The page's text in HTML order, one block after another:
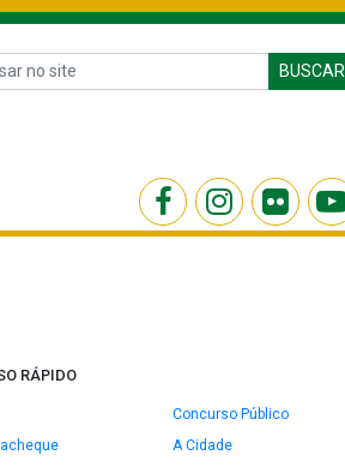
BUSCAR
RÁPIDO
Concurso Público
A Cidade